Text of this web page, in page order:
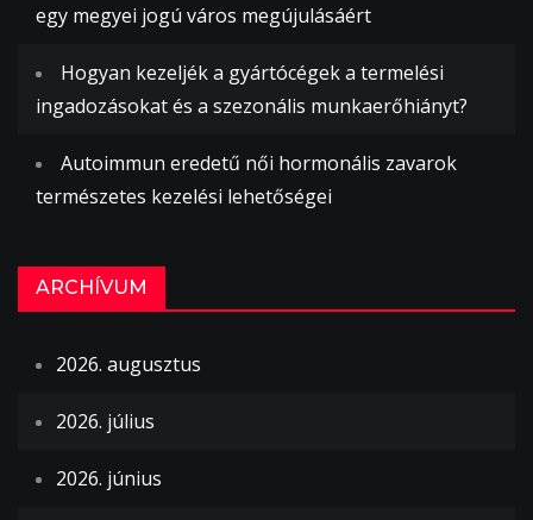
egy megyei jogú város megújulásáért
Hogyan kezeljék a gyártócégek a termelési
ingadozásokat és a szezonális munkaerőhiányt?
Autoimmun eredetű női hormonális zavarok
természetes kezelési lehetőségei
ARCHÍVUM
2026. augusztus
2026. július
2026. június